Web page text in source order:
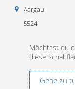
Aargau
5524
Möchtest du
diese
Gehe zu